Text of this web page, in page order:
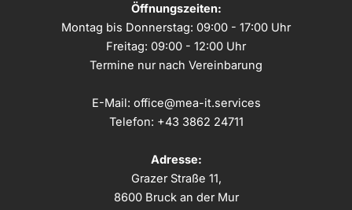
Öffnungszeiten:
Montag bis Donnerstag: 09:00 - 17:00 Uhr
Freitag: 09:00 - 12:00 Uhr
Termine nur nach Vereinbarung
E-Mail: office@mea-it.services
Telefon: +43 3862 24711
Adresse:
Grazer Straße 11,
8600 Bruck an der Mur